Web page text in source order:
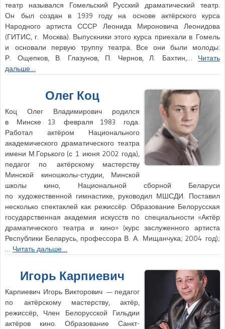
театр назывался Гомельский Русский драматический театр.
Он был создан в 1939 году на основе актёрского курса
Народного артиста СССР Леонида Мироновича Леонидова
(ГИТИС, г. Москва). Выпускники этого курса приехали в Гомель
и основали первую труппу театра. Все они были молоды:
Р. Ощепков, В. Глазунов, П. Чернов, Л. Бахтин,… Читать
дальше…
Олег Коц
Коц Олег Владимирович родился
в Минске 13 февраля 1983 года.
Работал актёром Национального
академического драматического театра
имени М.Горького (с 1 июня 2002 года),
педагог по актёрскому мастерству
Минской киношколы-студии, Минской
школы кино, Национальной сборной Беларуси
по художественной гимнастике, руководил МШСДИ. Поставил
несколько спектаклей как режиссёр. Образование Белорусская
государственная академия искусств по специальности «Актёр
драматического театра и кино» (курс заслуженного артиста
Республики Беларусь, профессора В. А. Мищанчука; 2004 год);
… Читать дальше…
Игорь Карпиевич
Карпиевич Игорь Викторович — педагог
по актёрскому мастерству, актёр,
режиссёр, Член Белорусской Гильдии
актёров кино. Образование Санкт-